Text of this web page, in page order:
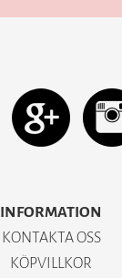
INFORMATION
KONTAKTA OSS
KÖPVILLKOR